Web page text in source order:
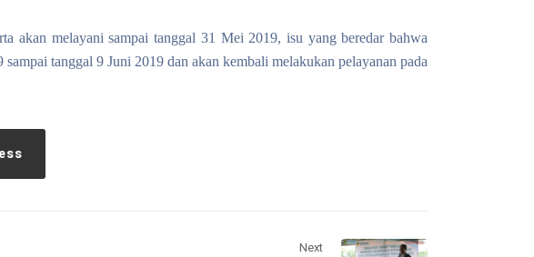
akan melayani sampai tanggal 31 Mei 2019, isu yang beredar bahwa
tanggal 9 Juni 2019 dan akan kembali melakukan pelayanan pada
Next